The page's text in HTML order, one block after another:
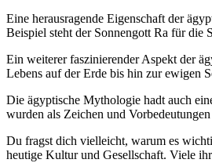
Eine herausragende Eigenschaft der
Beispiel steht der Sonnengott Ra für die
Ein weiterer faszinierender Aspekt der
Lebens auf der Erde bis hin zur ewigen
Die ägyptische Mythologie hadt auch
wurden als Zeichen und
Du fragst dich vielleicht, warum es
heutige Kultur und Gesellschaft. Viele